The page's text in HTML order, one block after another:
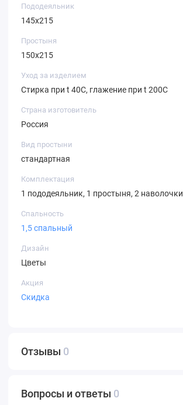
Пододеяльник
145х215
Простыня
150х215
Уход за изделием
Стирка при t 40С, глажение при t 200С
Страна изготовитель
Россия
Вид простыни
стандартная
Комплектация
1 пододеяльник, 1 простыня, 2 наволочки
Спальность
1,5 спальный
Дизайн
Цветы
Акция
Скидка
Отзывы 0
Вопросы и ответы 0